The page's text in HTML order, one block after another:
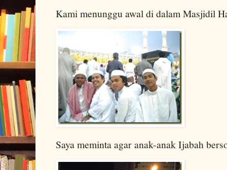
Kami menunggu awal di dalam Masjidil
Saya meminta agar anak-anak Ijabah